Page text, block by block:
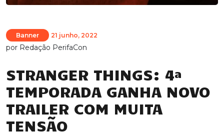
Banner 21 junho, 2022
por Redação PerifaCon
STRANGER THINGS: 4ª
TEMPORADA GANHA NOVO
TRAILER COM MUITA
TENSÃO